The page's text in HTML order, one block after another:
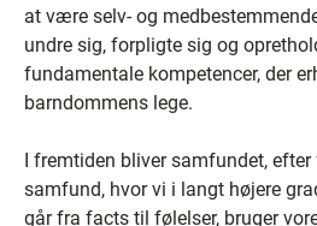
at være selv- og
undre sig, forpligte sig og
fundamentale kompetencer, der
barndommens lege.
I fremtiden bliver samfundet,
samfund, hvor vi i langt højere
går fra facts til følelser, bruger